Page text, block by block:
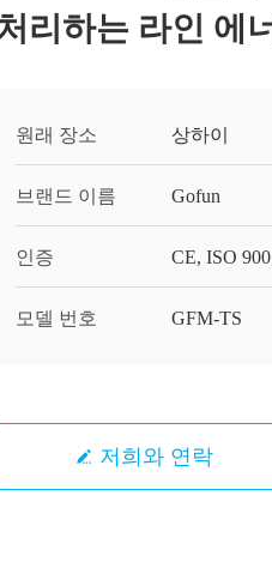
리하는 라인 에
원래 장소 상하이
브랜드 이름 Gofun
인증 CE, ISO
모델 번호 GFM-TS
저희와 연락